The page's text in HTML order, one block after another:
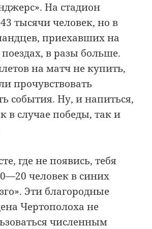
На стадион
тысячи человек, но в
приехавших на
поездах, в разы больше.
на матч не купить,
прочувствовать
события. Ну, и напиться,
в случае победы, так и
где не появись, тебя
человек в синих
Эти благородные
Чертополоха не
численным